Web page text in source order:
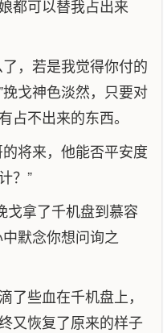
都可以替我占出来
，若是我觉得你付的
戈神色淡然，只要对
占不出来的东西。
将来，他能否平安度
？”
戈拿了千机盘到慕容
默念你想问询之
了些血在千机盘上，
又恢复了原来的样子